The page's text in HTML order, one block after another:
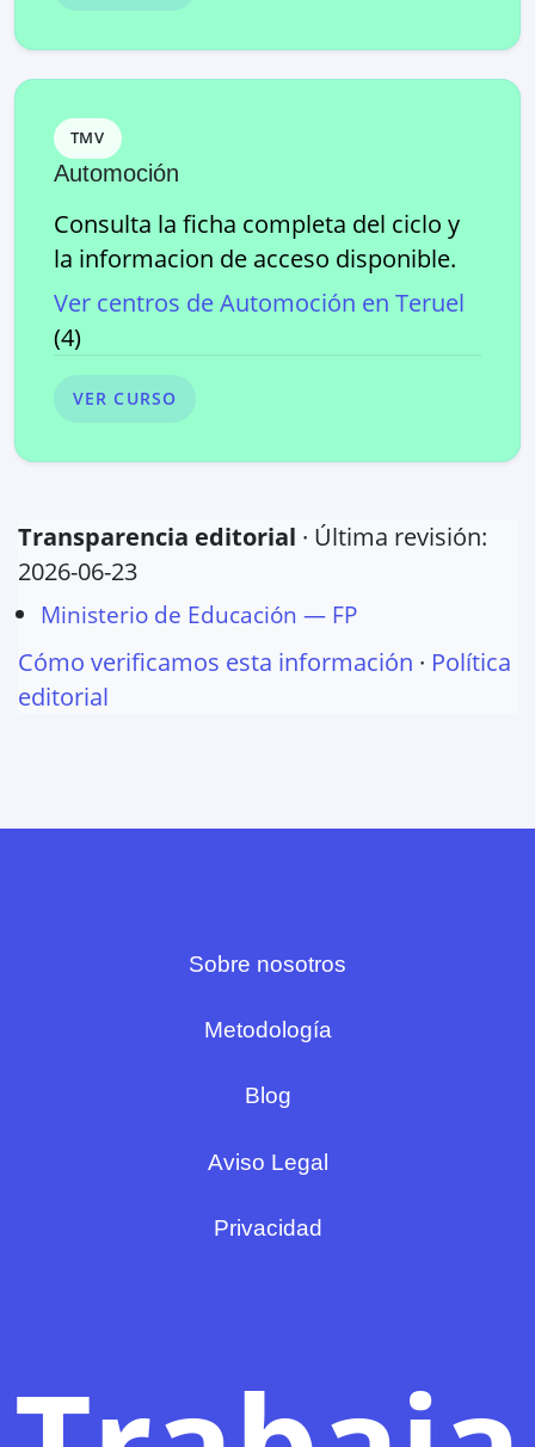
TMV
Automoción
Consulta la ficha completa del ciclo y
la informacion de acceso disponible.
Ver centros deAutomoción en Teruel
(4)
VER CURSO
Transparencia editorial · Última revisión:
2026-06-23
Ministerio de Educación — FP
Cómo verificamos esta información · Política
editorial
Sobre nosotros
Metodología
Blog
Aviso Legal
Privacidad